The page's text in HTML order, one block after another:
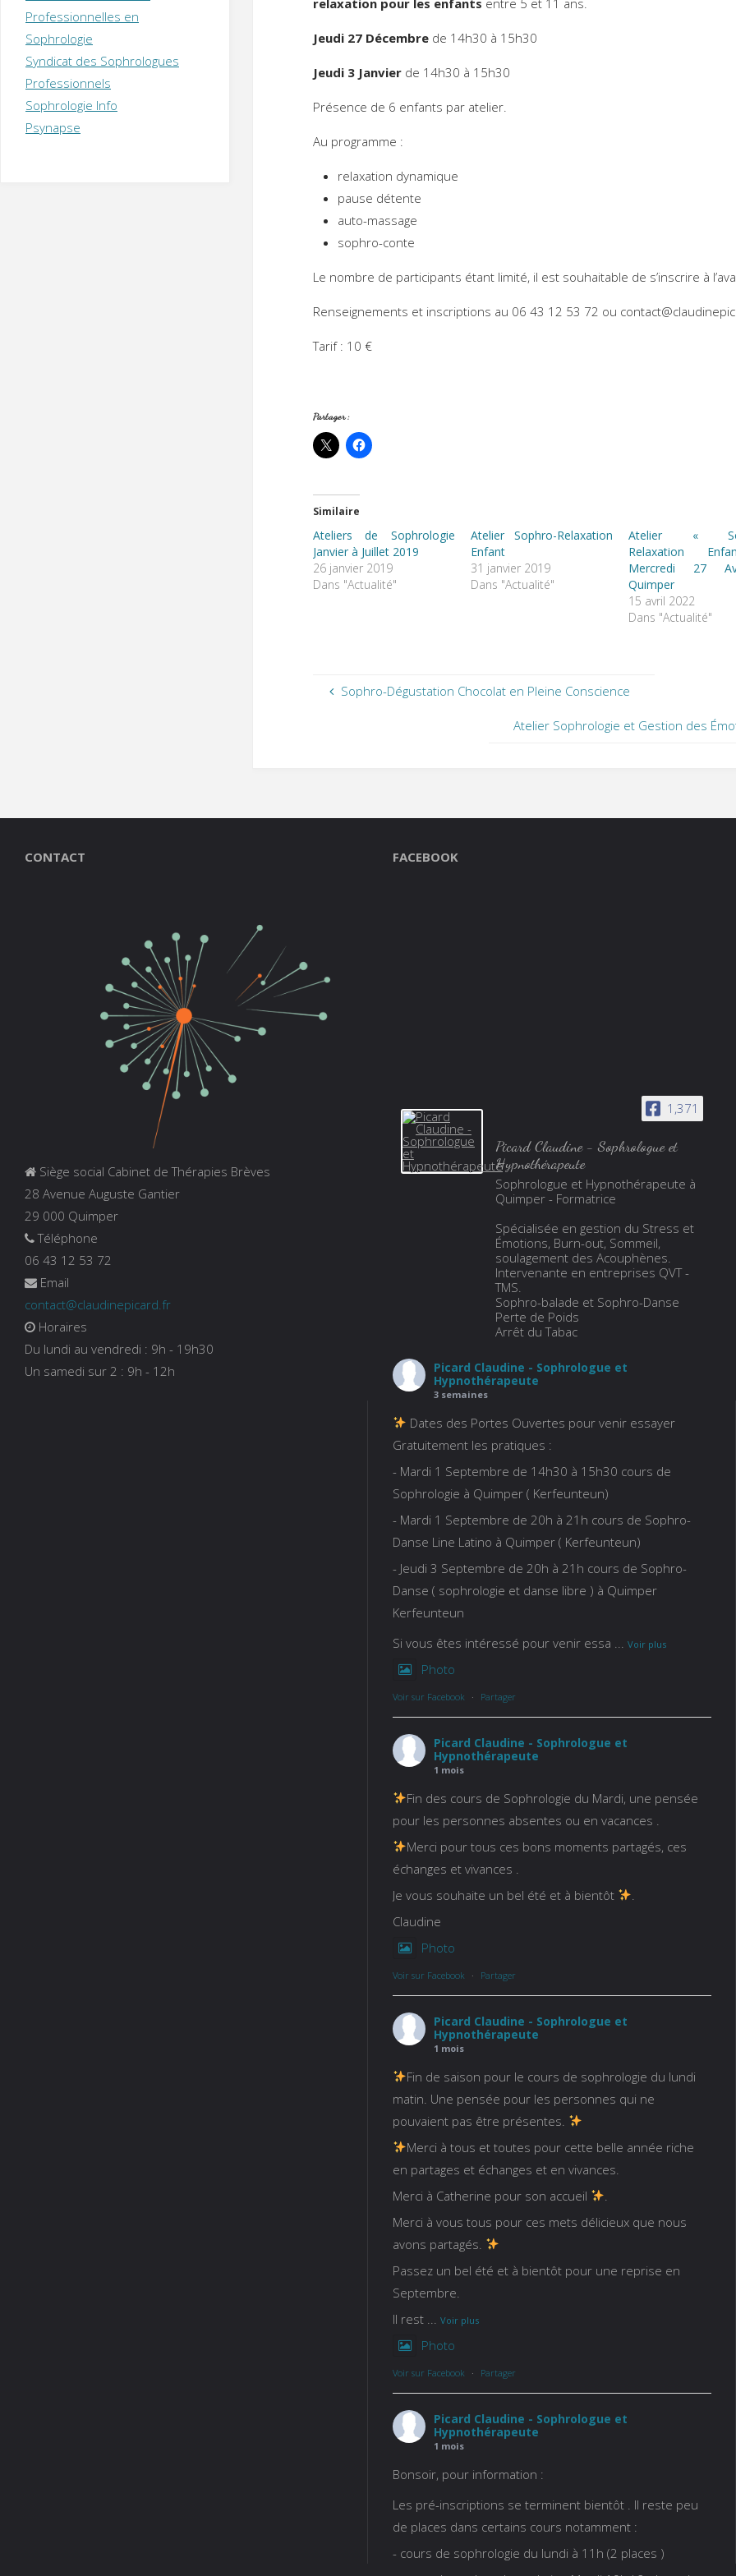
Jeudi 27 Décembrede 14h30 à 15h30
Jeudi 3 Janvierde 14h30 à 15h30
Présence de 6 enfants par atelier.
Au programme :
relaxation dynamique
pause détente
auto-massage
sophro-conte
Le nombre de participants étant limité, il est souhaitable de s’inscrire à
Renseignements et inscriptions au 06 43 12 53 72 ou
Tarif : 10 €
Partager :
Similaire
Ateliers de Sophrologie
Janvier à Juillet 2019
26 janvier 2019
Dans "Actualité"
Atelier Sophro-Relaxation
Enfant
31 janvier 2019
Dans "Actualité"
Atelier «
Relaxation
Mercredi 27
Quimper
15 avril 2022
Dans "Actualité"
Sophro-Dégustation Chocolat en Pleine Conscience
Atelier Sophrologie et Gestion des
Professionnelles en
Sophrologie
Syndicat des Sophrologues
Professionnels
Sophrologie Info
Psynapse
CONTACT
Siège social Cabinet de Thérapies Brèves
28 Avenue Auguste Gantier
29 000 Quimper
Téléphone
06 43 12 53 72
Email
contact@claudinepicard.fr
Horaires
Du lundi au vendredi : 9h - 19h30
Un samedi sur 2 : 9h - 12h
FACEBOOK
1,371
Picard Claudine - Sophrologue et
Hypnothérapeute
Sophrologue et Hypnothérapeute à
Quimper - Formatrice
Spécialisée en gestion du Stress et
Émotions, Burn-out, Sommeil,
soulagement des Acouphènes.
Intervenante en entreprises QVT -
TMS.
Sophro-balade et Sophro-Danse
Perte de Poids
Arrêt du Tabac
Picard Claudine - Sophrologue et
Hypnothérapeute
3 semaines
Dates des Portes Ouvertes pour venir essayer
Gratuitement les pratiques :
- Mardi 1 Septembre de 14h30 à 15h30 cours de
Sophrologie à Quimper ( Kerfeunteun)
- Mardi 1 Septembre de 20h à 21h cours de Sophro-
Danse Line Latino à Quimper ( Kerfeunteun)
- Jeudi 3 Septembre de 20h à 21h cours de Sophro-
Danse ( sophrologie et danse libre ) à Quimper
Kerfeunteun
Si vous êtes intéressé pour venir essa
Voir plus
Photo
Voir sur Facebook · Partager
Picard Claudine - Sophrologue et
Hypnothérapeute
1 mois
Fin des cours de Sophrologie du Mardi, une pensée
pour les personnes absentes ou en vacances .
Merci pour tous ces bons moments partagés, ces
échanges et vivances .
Je vous souhaite un bel été et à bientôt
Claudine
Photo
Voir sur Facebook · Partager
Picard Claudine - Sophrologue et
Hypnothérapeute
1 mois
Fin de saison pour le cours de sophrologie du lundi
matin. Une pensée pour les personnes qui ne
pouvaient pas être présentes.
Merci à tous et toutes pour cette belle année riche
en partages et échanges et en vivances.
Merci à Catherine pour son accueil
Merci à vous tous pour ces mets délicieux que nous
avons partagés.
Passez un bel été et à bientôt pour une reprise en
Septembre.
Il rest
Voir plus
Photo
Voir sur Facebook · Partager
Picard Claudine - Sophrologue et
Hypnothérapeute
1 mois
Bonsoir, pour information :
Les pré-inscriptions se terminent bientôt . Il reste peu
de places dans certains cours notamment :
- cours de sophrologie du lundi à 11h (2 places )